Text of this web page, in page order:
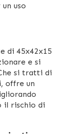
uso
di 45x42x15
e si
si tratti di
, offre un
il rischio di